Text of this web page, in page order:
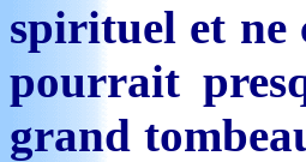
spirituel et ne
pourrait
grand